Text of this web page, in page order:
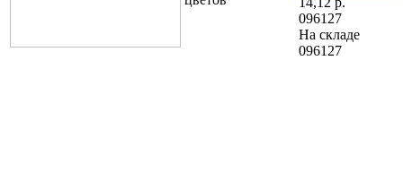
096127
На складе
096127